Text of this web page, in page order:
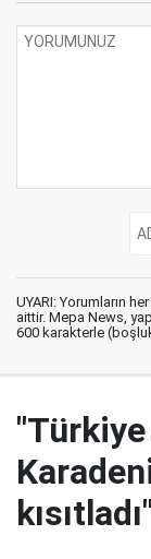
UYARI: Yorumların
aittir. Mepa News,
600 karakterle
"Türkiye
kısıtladı"